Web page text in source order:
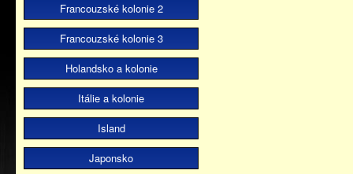
Francouzské kolonie 2
Francouzské kolonie 3
Holandsko a kolonie
Itálie a kolonie
Island
Japonsko